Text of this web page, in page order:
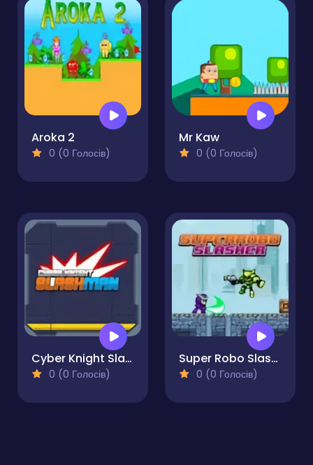
Aroka 2
0 (0 Голосів)
Mr Kaw
0 (0 Голосів)
Cyber Knight Slashman
0 (0 Голосів)
Super Robo Slasher
0 (0 Голосів)